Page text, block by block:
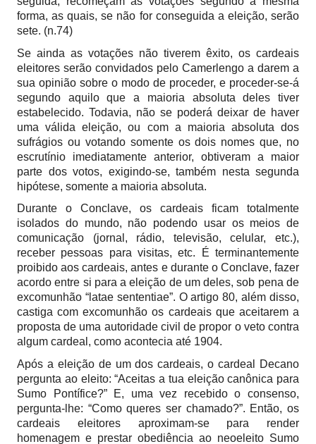
forma, as quais, se não for conseguida a eleição, serão
sete. (n.74)
Se ainda as votações não tiverem êxito, os cardeais
eleitores serão convidados pelo Camerlengo a darem a
sua opinião sobre o modo de proceder, e proceder-se-á
segundo aquilo que a maioria absoluta deles tiver
estabelecido. Todavia, não se poderá deixar de haver
uma válida eleição, ou com a maioria absoluta dos
sufrágios ou votando somente os dois nomes que, no
escrutínio imediatamente anterior, obtiveram a maior
parte dos votos, exigindo-se, também nesta segunda
hipótese, somente a maioria absoluta.
Durante o Conclave, os cardeais ficam totalmente
isolados do mundo, não podendo usar os meios de
comunicação (jornal, rádio, televisão, celular, etc.),
receber pessoas para visitas, etc. É terminantemente
proibido aos cardeais, antes e durante o Conclave, fazer
acordo entre si para a eleição de um deles, sob pena de
excomunhão “latae sententiae”. O artigo 80, além disso,
castiga com excomunhão os cardeais que aceitarem a
proposta de uma autoridade civil de propor o veto contra
algum cardeal, como acontecia até 1904.
Após a eleição de um dos cardeais, o cardeal Decano
pergunta ao eleito: “Aceitas a tua eleição canônica para
Sumo Pontífice?” E, uma vez recebido o consenso,
pergunta-lhe: “Como queres ser chamado?”. Então, os
cardeais eleitores aproximam-se para render
homenagem e prestar obediência ao neoeleito Sumo